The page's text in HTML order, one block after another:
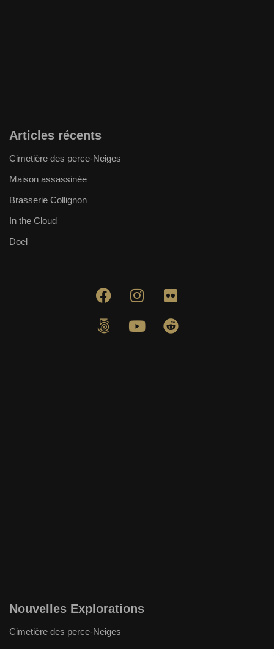
Articles récents
Cimetière des perce-Neiges
Maison assassinée
Brasserie Collignon
In the Cloud
Doel
Nouvelles Explorations
Cimetière des perce-Neiges